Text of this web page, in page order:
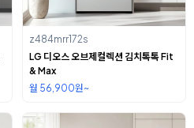
z484mrr172s
LG 디오스 오브제컬렉션 김치톡톡 Fit
& Max
월 56,900원~